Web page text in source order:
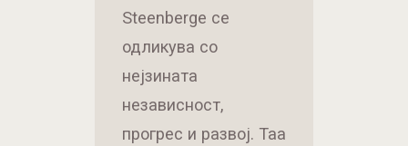
Steenberge се
одликува со
нејзината
независност,
прогрес и развој. Таа